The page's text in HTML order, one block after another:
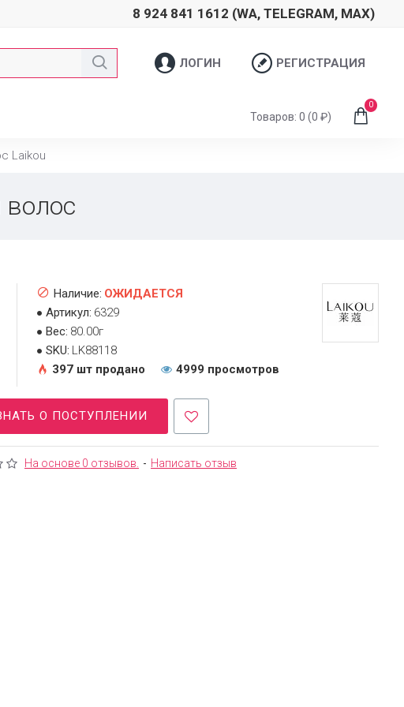
8 924 841 1612 (WA, TELEGRAM, MAX)
ЛОГИН РЕГИСТРАЦИЯ
Товаров: 0 (0 ₽)
0
Laikou
На основе 0 отзывов. - Написать отзыв
Наличие: ОЖИДАЕТСЯ
Артикул: 6329
Вес: 80.00г
SKU: LK88118
397 шт продано
4999 просмотров
О ПОСТУПЛЕНИИ